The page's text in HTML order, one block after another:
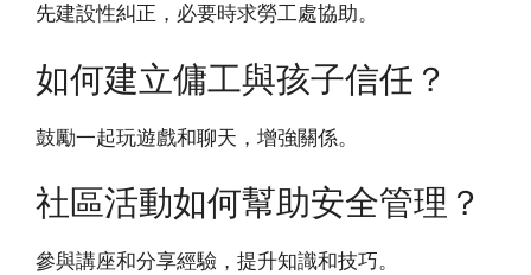
先建設性糾正，必要時求勞工處協助。
如何建立傭工與孩子信任？
鼓勵一起玩遊戲和聊天，增強關係。
社區活動如何幫助安全管理？
參與講座和分享經驗，提升知識和技巧。